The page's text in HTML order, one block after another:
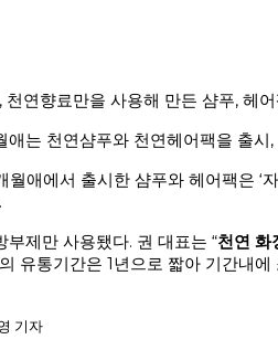
연향료만을 사용해 만든 샴푸, 헤
는 천연샴푸와 천연헤어팩을 출
월애에서 출시한 샴푸와 헤어팩은
제만 사용됐다. 권 대표는 “천연 화
유통기간은 1년으로 짧아 기간내
기자